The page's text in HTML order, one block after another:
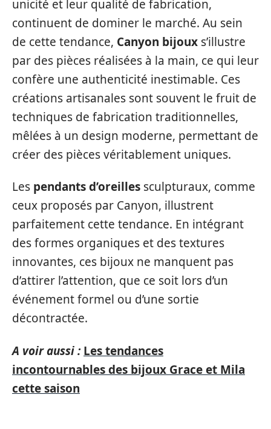
unicité et leur qualité de fabrication,
continuent de dominer le marché. Au sein
de cette tendance, Canyon bijoux s’illustre
par des pièces réalisées à la main, ce qui leur
confère une authenticité inestimable. Ces
créations artisanales sont souvent le fruit de
techniques de fabrication traditionnelles,
mêlées à un design moderne, permettant de
créer des pièces véritablement uniques.
Les pendants d’oreilles sculpturaux, comme
ceux proposés par Canyon, illustrent
parfaitement cette tendance. En intégrant
des formes organiques et des textures
innovantes, ces bijoux ne manquent pas
d’attirer l’attention, que ce soit lors d’un
événement formel ou d’une sortie
décontractée.
A voir aussi : Les tendances
incontournables des bijoux Grace et Mila
cette saison